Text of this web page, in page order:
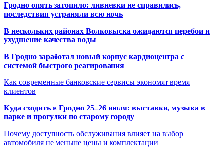
Гродно опять затопило: ливневки не справились,
последствия устраняли всю ночь
В нескольких районах Волковыска ожидаются перебои и
ухудшение качества воды
В Гродно заработал новый корпус кардиоцентра с
системой быстрого реагирования
Как современные банковские сервисы экономят время
клиентов
Куда сходить в Гродно 25–26 июля: выставки, музыка в
парке и прогулки по старому городу
Почему доступность обслуживания влияет на выбор
автомобиля не меньше цены и комплектации